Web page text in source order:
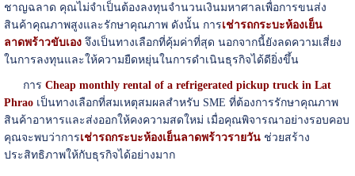
ชาญฉลาด คุณไม่จำเป็นต้องลงทุนจำนวนเงินมหาศาลเพื่อการขนส่ง
สินค้าคุณภาพสูงและรักษาคุณภาพ ดังนั้น การเช่ารถกระบะห้องเย็น
ลาดพร้าวขับเองจึงเป็นทางเลือกที่คุ้มค่าที่สุด นอกจากนี้ยังลดความเสี่ยง
ในการลงทุนและให้ความยืดหยุ่นในการดำเนินธุรกิจได้ดียิ่งขึ้น
การ Cheap monthly rental of a refrigerated pickup truck in Lat
Phrao เป็นทางเลือกที่สมเหตุสมผลสำหรับ SME ที่ต้องการรักษาคุณภาพ
สินค้าอาหารและส่งออกให้คงความสดใหม่ เมื่อคุณพิจารณาอย่างรอบคอบ
คุณจะพบว่าการเช่ารถกระบะห้องเย็นลาดพร้าวรายวันช่วยสร้าง
ประสิทธิภาพให้กับธุรกิจได้อย่างมาก